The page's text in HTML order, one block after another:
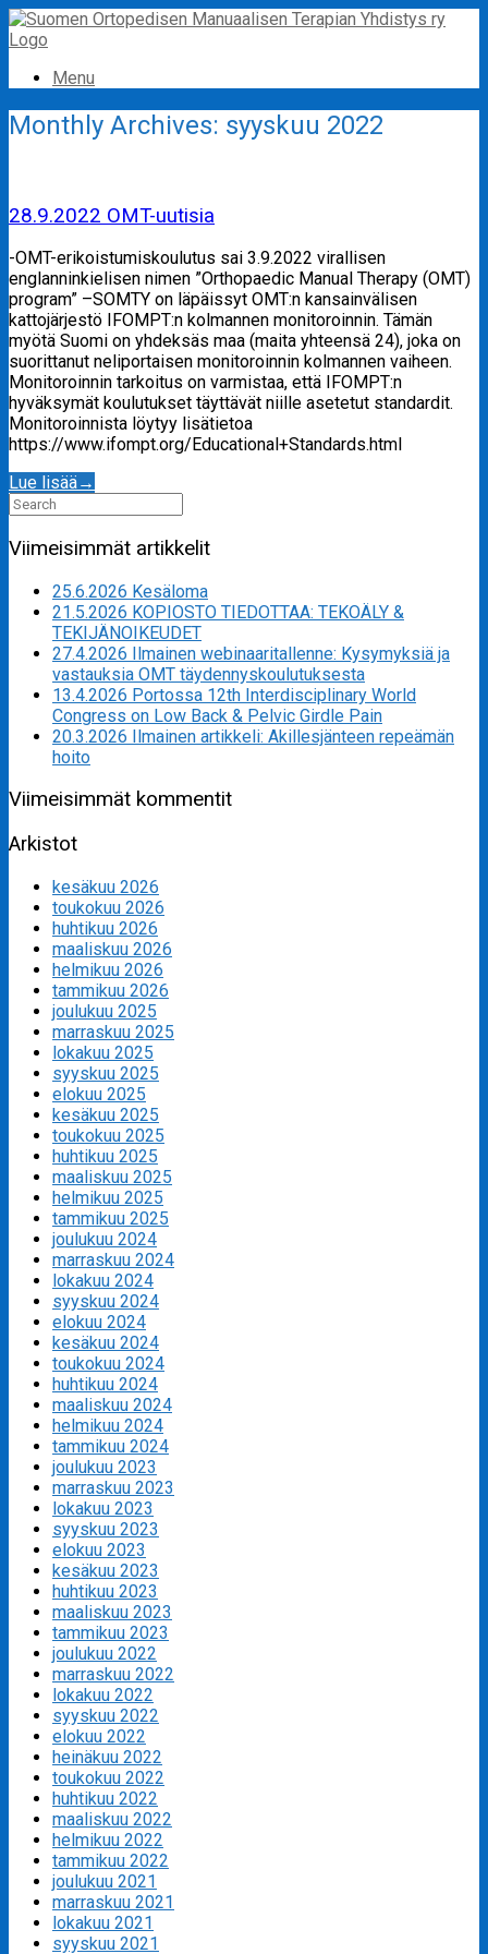
Skip
to
Menu
Monthly Archives: syyskuu 2022
28.9.2022 OMT-uutisia
-OMT-erikoistumiskoulutus sai 3.9.2022 virallisen
englanninkielisen nimen ”Orthopaedic Manual Therapy (OMT)
program” –SOMTY on läpäissyt OMT:n kansainvälisen
kattojärjestö IFOMPT:n kolmannen monitoroinnin. Tämän
myötä Suomi on yhdeksäs maa (maita yhteensä 24), joka on
suorittanut neliportaisen monitoroinnin kolmannen vaiheen.
Monitoroinnin tarkoitus on varmistaa, että IFOMPT:n
hyväksymät koulutukset täyttävät niille asetetut standardit.
Monitoroinnista löytyy lisätietoa
https://www.ifompt.org/Educational+Standards.html
Lue lisää→
Search
Viimeisimmät artikkelit
25.6.2026 Kesäloma
21.5.2026 KOPIOSTO TIEDOTTAA: TEKOÄLY &
TEKIJÄNOIKEUDET
27.4.2026 Ilmainen webinaaritallenne: Kysymyksiä ja
vastauksia OMT täydennyskoulutuksesta
13.4.2026 Portossa 12th Interdisciplinary World
Congress on Low Back & Pelvic Girdle Pain
20.3.2026 Ilmainen artikkeli: Akillesjänteen repeämän
hoito
Viimeisimmät kommentit
Arkistot
kesäkuu 2026
toukokuu 2026
huhtikuu 2026
maaliskuu 2026
helmikuu 2026
tammikuu 2026
joulukuu 2025
marraskuu 2025
lokakuu 2025
syyskuu 2025
elokuu 2025
kesäkuu 2025
toukokuu 2025
huhtikuu 2025
maaliskuu 2025
helmikuu 2025
tammikuu 2025
joulukuu 2024
marraskuu 2024
lokakuu 2024
syyskuu 2024
elokuu 2024
kesäkuu 2024
toukokuu 2024
huhtikuu 2024
maaliskuu 2024
helmikuu 2024
tammikuu 2024
joulukuu 2023
marraskuu 2023
lokakuu 2023
syyskuu 2023
elokuu 2023
kesäkuu 2023
huhtikuu 2023
maaliskuu 2023
tammikuu 2023
joulukuu 2022
marraskuu 2022
lokakuu 2022
syyskuu 2022
elokuu 2022
heinäkuu 2022
toukokuu 2022
huhtikuu 2022
maaliskuu 2022
helmikuu 2022
tammikuu 2022
joulukuu 2021
marraskuu 2021
lokakuu 2021
syyskuu 2021